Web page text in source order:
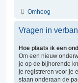
Omhoog
Vragen in
Hoe plaats ik een
Om een nieuw
je op de bijhorende
je registreren voor je
staan onderaan de